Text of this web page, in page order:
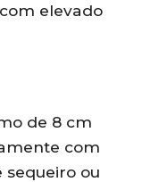
elevado
de 8 cm
com
sequeiro ou